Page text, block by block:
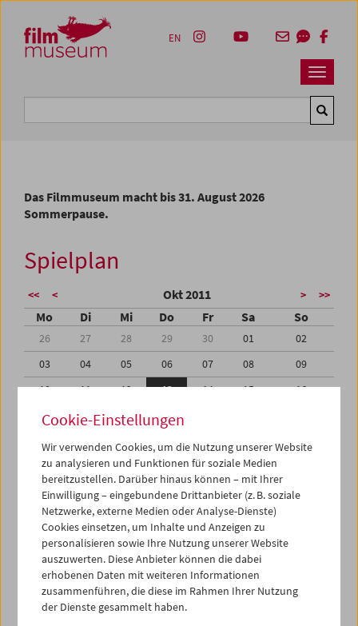
Zum Inhalt
Zum Hauptmenü
Zur Servicenavigation
Zum Suche
Navbar
EN
Das Filmmuseum macht bis 31. August 2026
Sommerpause.
Spielplan
<< < Okt 2011 > >>
Mo Di Mi Do Fr Sa So
26 27 28 29 30 01
02
03
04 05 06 07 08
09
10
11 12 13 14 15
16
17
18 19 20
24
26 28
30
31
01 02 03 04 05
iCalender
Programmheft-PDF
English language or subtitles
< Vorherige Woche
Cookie-Einstellungen
Wir verwenden Cookies, um die Nutzung unserer Website
zu analysieren und Funktionen für soziale Medien
bereitzustellen. Darüber hinaus können – mit Ihrer
Einwilligung – eingebundene Drittanbieter (z. B. soziale
Netzwerke, externe Medien oder Analyse-Dienste)
Cookies einsetzen, um Inhalte und Anzeigen zu
personalisieren sowie Ihre Nutzung unserer Website
auszuwerten. Diese Anbieter können die dabei
erhobenen Daten mit weiteren Informationen
zusammenführen, die diese im Rahmen Ihrer Nutzung
der Dienste gesammelt haben.